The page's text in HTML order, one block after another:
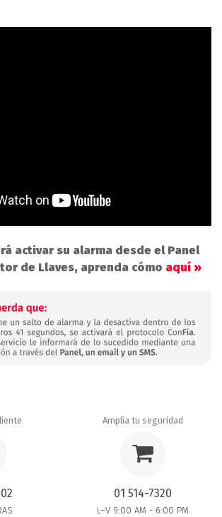
activar su alarma desde el Panel
de Llaves, aprenda cómo aquí»
Amplía tu seguridad
01 514-7320
L–V 9:00 AM - 6:00 PM